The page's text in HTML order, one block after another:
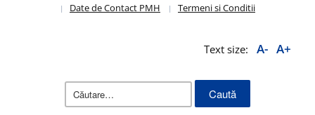
Date de Contact PMH
Termeni si Conditii
Text size: A- A+
Caută